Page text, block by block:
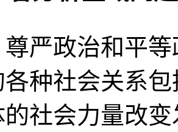
尊严政治和平
种社会关系
的社会力量改